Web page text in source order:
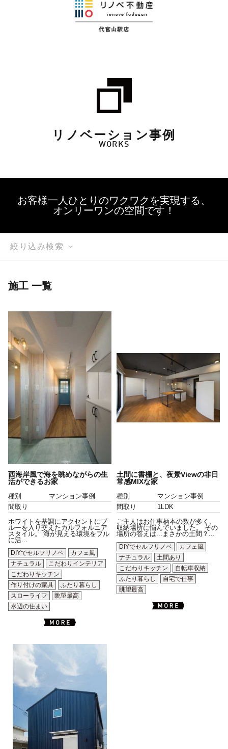
リノベーション事例
WORKS
お客様一人ひとりのワクワクを実現する、
オンリーワンの空間です！
絞り込み検索
施工 一覧
西海岸風で海を眺めながらの生
活ができるお家
種別
マンション事例
間取り
ホワイトを基調にアクセントにブ
ルーを入り交えたカルフォルニア
スタイル。 海が見える環境をフル
に活...
DIYでセルフリノベ
カフェ風
ナチュラル
こだわりインテリア
こだわりキッチン
作り付けの家具
ふたり暮らし
スローライフ
眺望最高
水辺の住まい
土間に書棚と、夜景Viewの非日
常感MIXな家
種別
マンション事例
間取り
1LDK
ご主人はお仕事柄本の数が多く、
収納場所に悩んでいました。 その
場所の答えは...まさかの土間？...
DIYでセルフリノベ
カフェ風
ナチュラル
土間あり
こだわりキッチン
自転車収納
ふたり暮らし
自宅で仕事
眺望最高